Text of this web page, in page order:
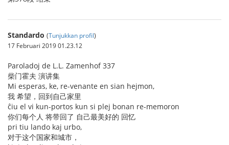
Standardo (Tunjukkan profil)
17 Februari 2019 01.23.12
Paroladoj de L.L. Zamenhof 337
柴门霍夫 演讲集
Mi esperas, ke, re-venante en sian hejmon,
我 希望，回到自己家里
ĉiu el vi kun-portos kun si plej bonan re-memoron
你们每个人 将带回了 自己最美好的 回忆
pri tiu lando kaj urbo,
对于这个国家和城市，